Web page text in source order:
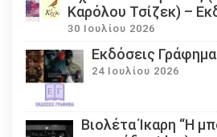
Καρόλου Τσίζεκ) –
30 Ιουλίου 2026
Εκδόσεις
24 Ιουλίου 2026
Βιολέτα Ίκαρη “Η